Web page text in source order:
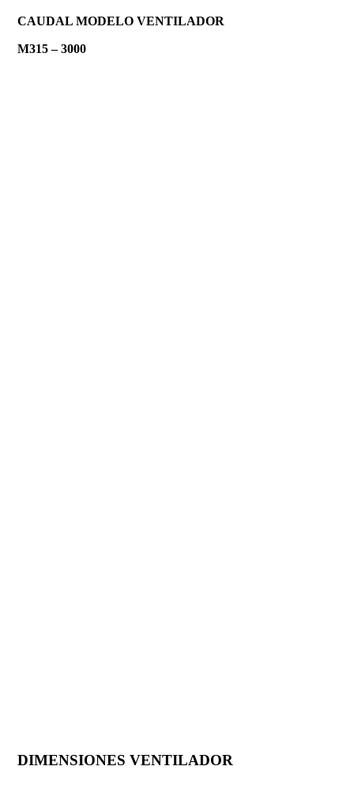
CAUDAL MODELO VENTILADOR
M315 – 3000
DIMENSIONES VENTILADOR